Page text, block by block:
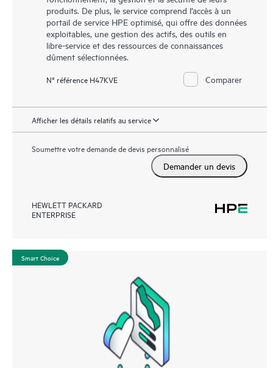
produits. De plus, le service comprend l’accès à un
portail de service HPE optimisé, qui offre des données
exploitables, une gestion des actifs, des outils en
libre-service et des ressources de connaissances
dûment sélectionnées.
N° référence H47KVE Comparer
Afficher les détails relatifs au service
Soumettre votre demande de devis personnalisé
Demander un devis
HEWLETT PACKARD
ENTERPRISE
Smart Choice